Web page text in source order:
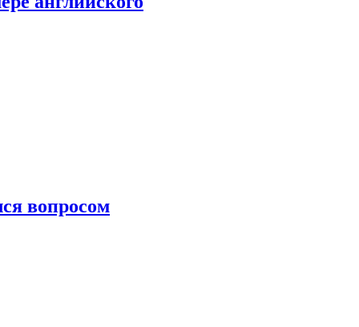
вопросом